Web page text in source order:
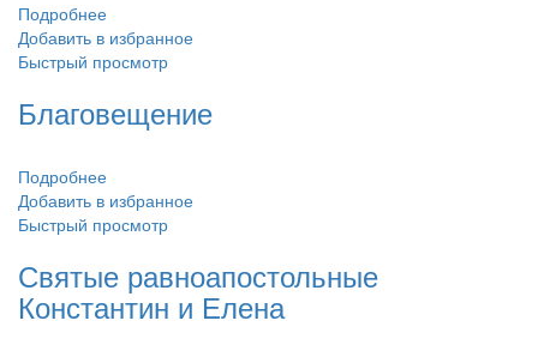
Подробнее
Добавить в избранное
Быстрый просмотр
Благовещение
Подробнее
Добавить в избранное
Быстрый просмотр
Святые равноапостольные
Константин и Елена